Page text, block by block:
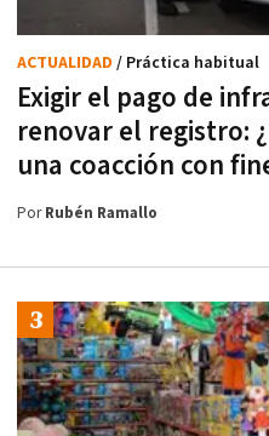
Exigir el pago de
renovar el registro:
una coacción con
ACTUALIDAD / Práctica habitual
PorRubén Ramallo